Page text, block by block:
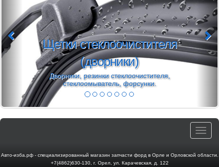
Щетки стеклоочистителя
(дворники)
Дворники, резинки стеклоочистителя,
стеклоомыватель, форсунки.
Toggle
Авто-изба.рф - специализированный магазин запчасти форд в Орле и Орловской области.
+7(4862)630-130, г. Орел, ул. Карачевская, д. 122